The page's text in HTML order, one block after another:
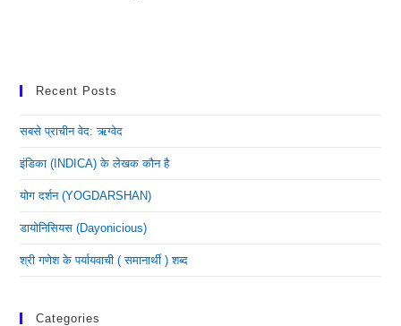
Recent Posts
सबसे प्राचीन वेद: ऋग्वेद
इंडिका (INDICA) के लेखक कौन है
योग दर्शन (YOGDARSHAN)
डायोनिसियस (dayonicious)
श्री गणेश के पर्यायवाची ( समानार्थी ) शब्द
Categories